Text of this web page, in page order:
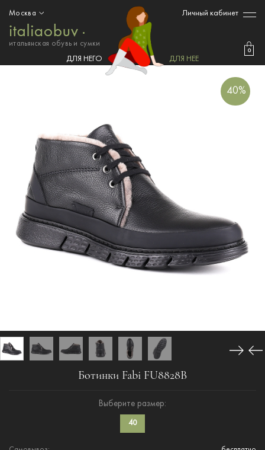
итальянская обувь и сумки
Москва Личный кабинет
0
ДЛЯ НЕГО ДЛЯ НЕЕ
40%
Ботинки Fabi FU8828B
Выберите размер:
40